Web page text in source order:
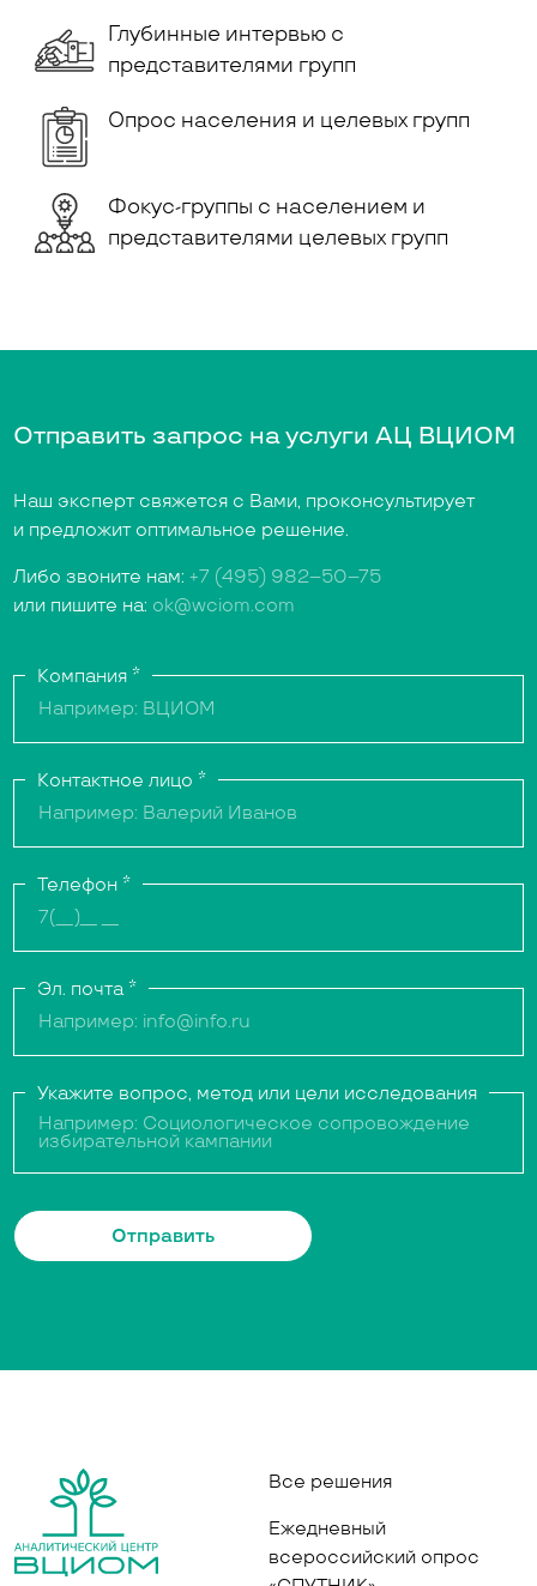
Глубинные интервью с
представителями групп
Опрос населения и целевых групп
Фокус-группы с населением и
представителями целевых групп
Отправить запрос на услуги АЦ ВЦИОМ
Наш эксперт свяжется с Вами, проконсультирует
и предложит оптимальное решение.
Либо звоните нам:+7 (495) 982–50–75
или пишите на: ok@wciom.com
Компания*
Контактное лицо*
Телефон*
Эл. почта*
Укажите вопрос, метод или цели исследования
Отправить
Все решения
Ежедневный
всероссийский опрос